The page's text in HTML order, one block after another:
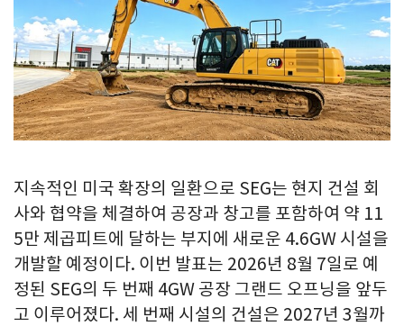
지속적인 미국 확장의 일환으로 SEG는 현지 건설 회
사와 협약을 체결하여 공장과 창고를 포함하여 약 11
5만 제곱피트에 달하는 부지에 새로운 4.6GW 시설을
개발할 예정이다. 이번 발표는 2026년 8월 7일로 예
정된 SEG의 두 번째 4GW 공장 그랜드 오프닝을 앞두
고 이루어졌다. 세 번째 시설의 건설은 2027년 3월까